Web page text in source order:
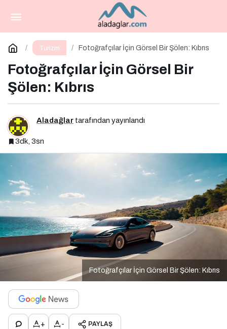
Turizm Fotoğrafçılar İçin Görsel Bir Şölen: Kıbrıs
Fotoğrafçılar İçin Görsel Bir
Şölen: Kıbrıs
Aladağlar tarafından yayınlandı
3dk, 3sn
Fotoğrafçılar İçin Görsel Bir Şölen: Kıbrıs
+ - PAYLAŞ
Valiz Seçimi ve Hazırlık Rehberi
Yorum Yap